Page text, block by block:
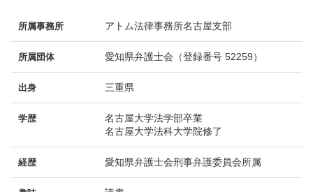
所属事務所 アトム法律事務所名古屋支部
所属団体 愛知県弁護士会（登録番号 52259）
出身 三重県
学歴
名古屋大学法学部卒業
名古屋大学法科大学院修了
経歴 愛知県弁護士会刑事弁護委員会所属